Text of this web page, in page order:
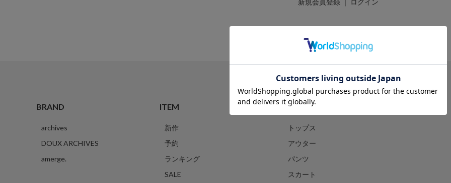
BRAND
archives
DOUX ARCHIVES
amerge.
ITEM
新作
予約
ランキング
SALE
CATEGORY
トップス
アウター
パンツ
スカート